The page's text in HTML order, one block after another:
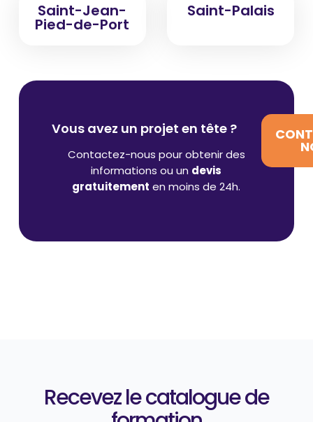
Saint-Jean-
Pied-de-Port
Saint-Palais
Vous avez un projet en tête ?
Contactez-nous pour obtenir des
informations ou un devis
gratuitement en moins de 24h.
Recevez le catalogue de